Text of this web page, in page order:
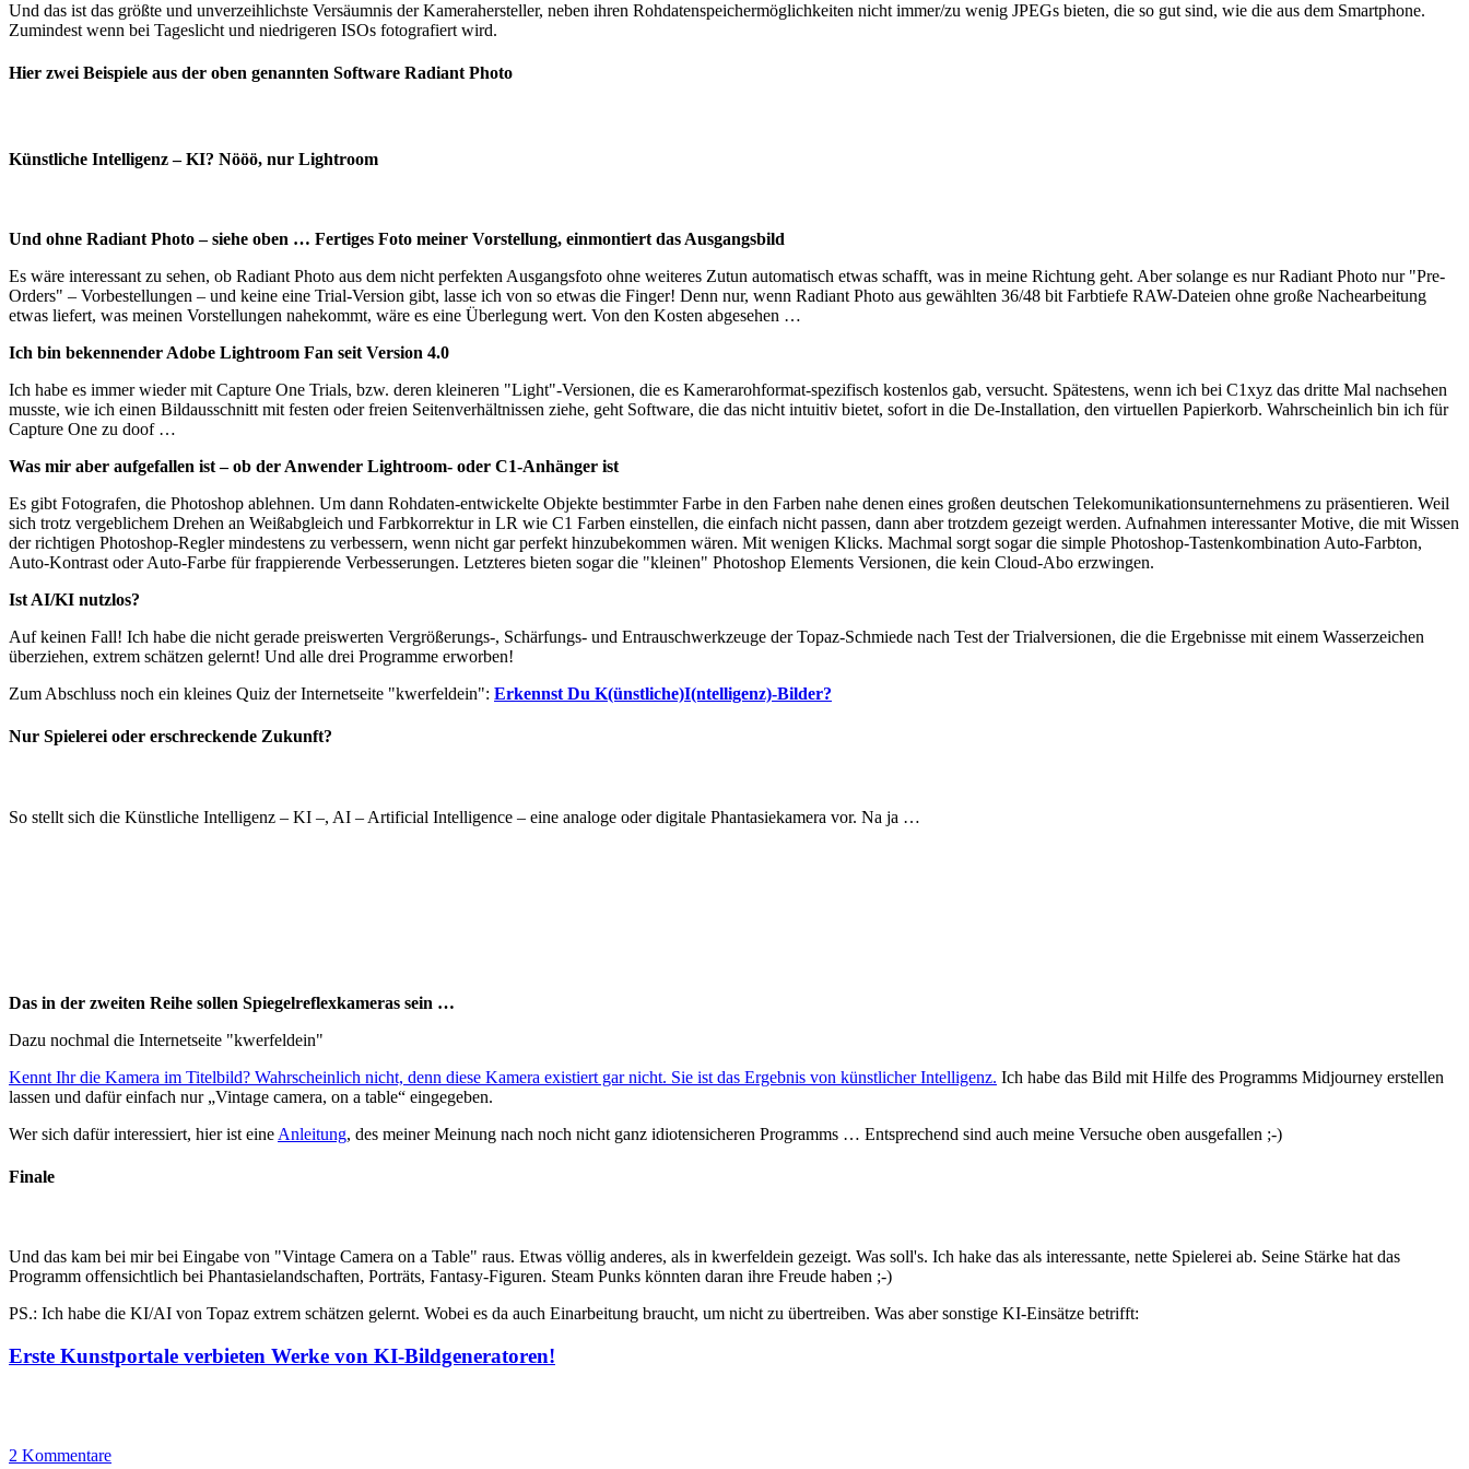
Und das ist das größte und unverzeihlichste Versäumnis der Kamerahersteller, neben ihren Rohdatenspeichermöglichkeiten nicht immer/zu wenig JPEGs bieten, die so gut sind, wie die aus dem Smartphone.
Zumindest wenn bei Tageslicht und niedrigeren ISOs fotografiert wird.
Hier zwei Beispiele aus der oben genannten Software Radiant Photo
Künstliche Intelligenz – KI? Nööö, nur Lightroom
Und ohne Radiant Photo – siehe oben … Fertiges Foto meiner Vorstellung, einmontiert das Ausgangsbild
Es wäre interessant zu sehen, ob Radiant Photo aus dem nicht perfekten Ausgangsfoto ohne weiteres Zutun automatisch etwas schafft, was in meine Richtung geht. Aber solange es nur Radiant Photo nur "Pre-
Orders" – Vorbestellungen – und keine eine Trial-Version gibt, lasse ich von so etwas die Finger! Denn nur, wenn Radiant Photo aus gewählten 36/48 bit Farbtiefe RAW-Dateien ohne große Nachearbeitung
etwas liefert, was meinen Vorstellungen nahekommt, wäre es eine Überlegung wert. Von den Kosten abgesehen …
Ich bin bekennender Adobe Lightroom Fan seit Version 4.0
Ich habe es immer wieder mit Capture One Trials, bzw. deren kleineren "Light"-Versionen, die es Kamerarohformat-spezifisch kostenlos gab, versucht. Spätestens, wenn ich bei C1xyz das dritte Mal nachsehen
musste, wie ich einen Bildausschnitt mit festen oder freien Seitenverhältnissen ziehe, geht Software, die das nicht intuitiv bietet, sofort in die De-Installation, den virtuellen Papierkorb. Wahrscheinlich bin ich für
Capture One zu doof …
Was mir aber aufgefallen ist – ob der Anwender Lightroom- oder C1-Anhänger ist
Es gibt Fotografen, die Photoshop ablehnen. Um dann Rohdaten-entwickelte Objekte bestimmter Farbe in den Farben nahe denen eines großen deutschen Telekomunikationsunternehmens zu präsentieren. Weil
sich trotz vergeblichem Drehen an Weißabgleich und Farbkorrektur in LR wie C1 Farben einstellen, die einfach nicht passen, dann aber trotzdem gezeigt werden. Aufnahmen interessanter Motive, die mit Wissen
der richtigen Photoshop-Regler mindestens zu verbessern, wenn nicht gar perfekt hinzubekommen wären. Mit wenigen Klicks. Machmal sorgt sogar die simple Photoshop-Tastenkombination Auto-Farbton,
Auto-Kontrast oder Auto-Farbe für frappierende Verbesserungen. Letzteres bieten sogar die "kleinen" Photoshop Elements Versionen, die kein Cloud-Abo erzwingen.
Ist AI/KI nutzlos?
Auf keinen Fall! Ich habe die nicht gerade preiswerten Vergrößerungs-, Schärfungs- und Entrauschwerkzeuge der Topaz-Schmiede nach Test der Trialversionen, die die Ergebnisse mit einem Wasserzeichen
überziehen, extrem schätzen gelernt! Und alle drei Programme erworben!
Zum Abschluss noch ein kleines Quiz der Internetseite "kwerfeldein": Erkennst Du K(ünstliche)I(ntelligenz)-Bilder?
Nur Spielerei oder erschreckende Zukunft?
So stellt sich die Künstliche Intelligenz – KI –, AI – Artificial Intelligence – eine analoge oder digitale Phantasiekamera vor. Na ja …
Das in der zweiten Reihe sollen Spiegelreflexkameras sein …
Dazu nochmal die Internetseite "kwerfeldein"
Kennt Ihr die Kamera im Titelbild? Wahrscheinlich nicht, denn diese Kamera existiert gar nicht. Sie ist das Ergebnis von künstlicher Intelligenz. Ich habe das Bild mit Hilfe des Programms Midjourney erstellen
lassen und dafür einfach nur „Vintage camera, on a table“ eingegeben.
Wer sich dafür interessiert, hier ist eine Anleitung, des meiner Meinung nach noch nicht ganz idiotensicheren Programms … Entsprechend sind auch meine Versuche oben ausgefallen ;-)
Finale
Und das kam bei mir bei Eingabe von "Vintage Camera on a Table" raus. Etwas völlig anderes, als in kwerfeldein gezeigt. Was soll's. Ich hake das als interessante, nette Spielerei ab. Seine Stärke hat das
Programm offensichtlich bei Phantasielandschaften, Porträts, Fantasy-Figuren. Steam Punks könnten daran ihre Freude haben ;-)
PS.: Ich habe die KI/AI von Topaz extrem schätzen gelernt. Wobei es da auch Einarbeitung braucht, um nicht zu übertreiben. Was aber sonstige KI-Einsätze betrifft:
Erste Kunstportale verbieten Werke von KI-Bildgeneratoren!
2 Kommentare